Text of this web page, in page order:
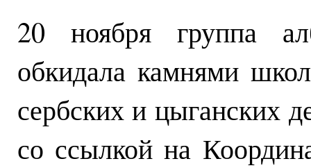
20 ноября группа
обкидала камнями
сербских и цыганских
со ссылкой на